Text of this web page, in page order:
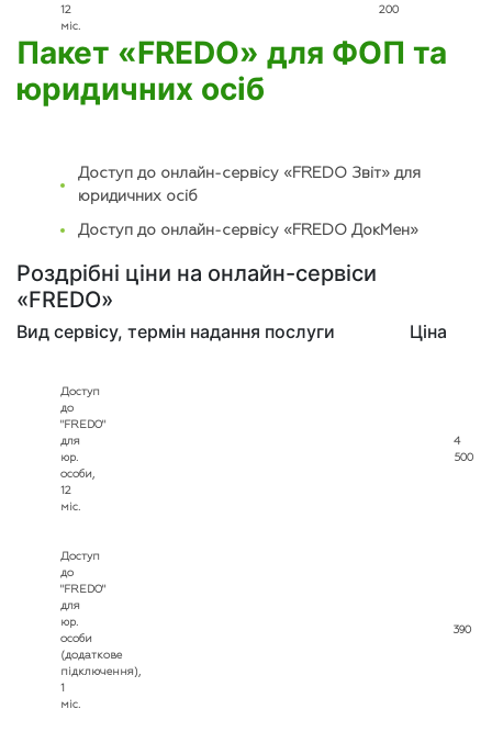
12
міс.
200
Пакет «FREDO» для ФОП та
юридичних осіб
Доступ до онлайн-сервісу «FREDO Звіт» для
юридичних осіб
Доступ до онлайн-сервісу «FREDO ДокМен»
Роздрібні ціни на онлайн-сервіси
«FREDO»
Вид сервісу, термін надання послуги Ціна
Доступ
до
"FREDO"
для
юр.
особи,
12
міс.
4
500
Доступ
до
"FREDO"
для
юр.
особи
(додаткове
підключення),
1
міс.
390